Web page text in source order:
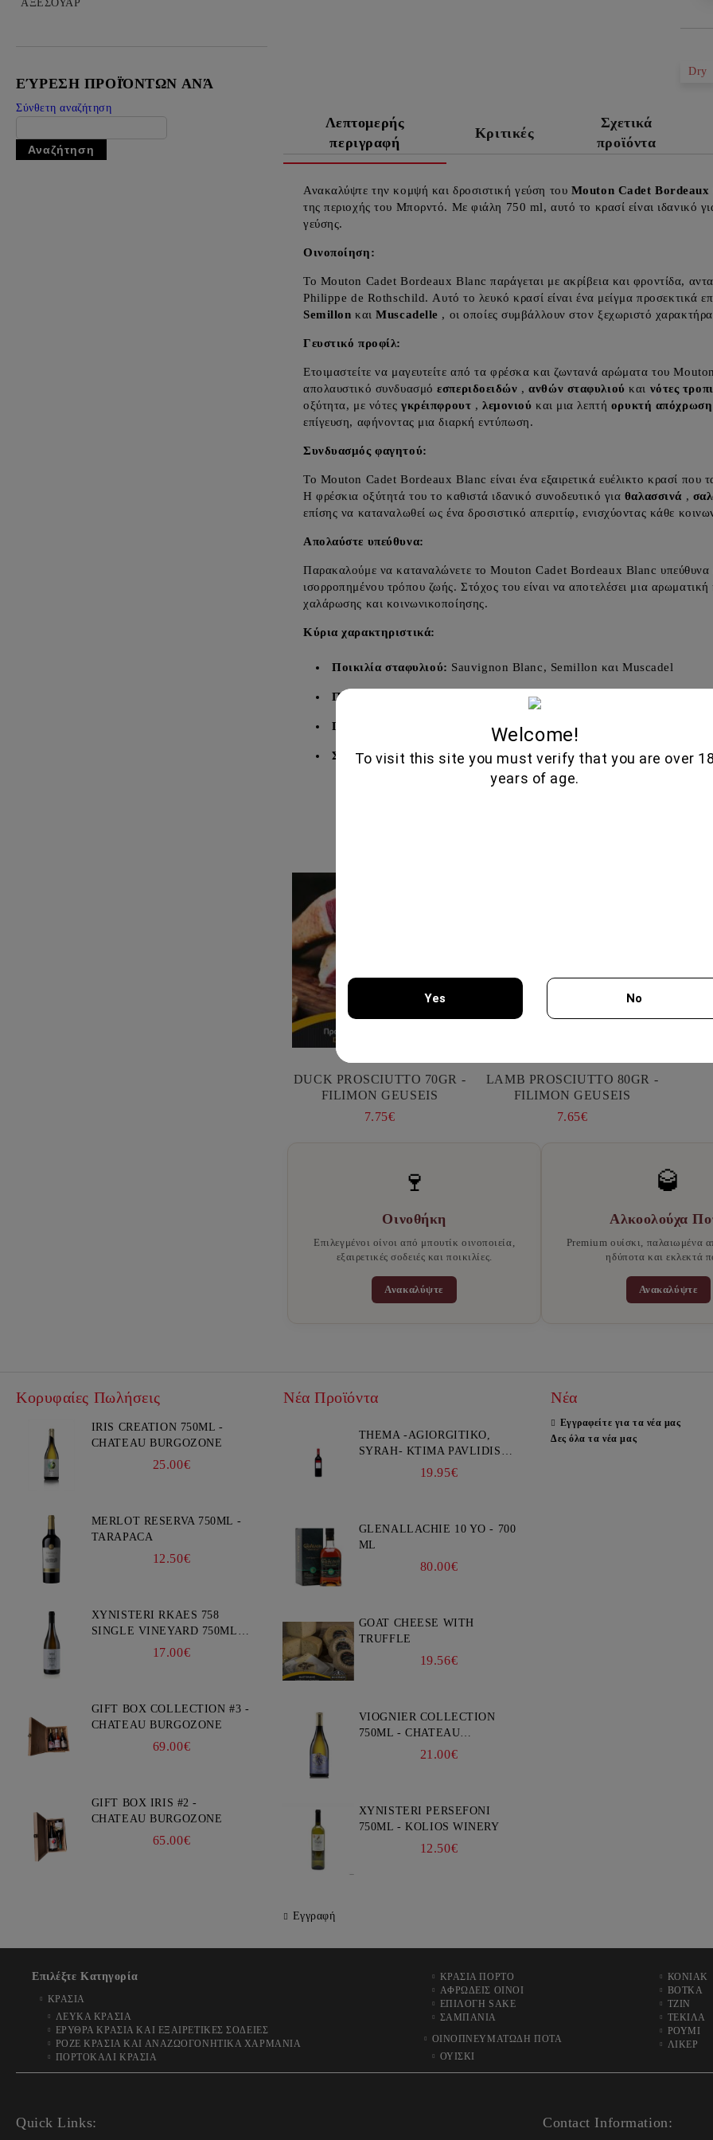
ΡΟΥΜΙ
ΛΙΚΕΡ
ΟΥΖΟ
ΑΞΕΣΟΥΑΡ
ΕΎΡΕΣΗ ΠΡΟΪΌΝΤΩΝ ΑΝΆ
Σύνθετη αναζήτηση
Dry
Λεπτομερής
περιγραφή
Κριτικές
Σχετικά
προϊόντα
Ανακαλύψτε την κομψή και δροσιστική γεύση του Mouton Cadet Bordeaux
της περιοχής του Μπορντό. Με φιάλη 750 ml, αυτό το κρασί είναι ιδανικό
γεύσης.
Οινοποίηση:
Το Mouton Cadet Bordeaux Blanc παράγεται με ακρίβεια και φροντίδα,
Philippe de Rothschild. Αυτό το λευκό κρασί είναι ένα μείγμα προσεκτικά
Semillon καιMuscadelle , οι οποίες συμβάλλουν στον ξεχωριστό
Γευστικό προφίλ:
Ετοιμαστείτε να μαγευτείτε από τα φρέσκα και ζωντανά αρώματα του
απολαυστικό συνδυασμόεσπεριδοειδών ,ανθών σταφυλιού και νότες
οξύτητα, με νότεςγκρέιπφρουτ , λεμονιού και μια λεπτή ορυκτή απόχρωση
επίγευση, αφήνοντας μια διαρκή εντύπωση.
Συνδυασμός φαγητού:
Το Mouton Cadet Bordeaux Blanc είναι ένα εξαιρετικά ευέλικτο κρασί που
Η φρέσκια οξύτητά του το καθιστά ιδανικό συνοδευτικό για θαλασσινά ,
επίσης να καταναλωθεί ως ένα δροσιστικό απεριτίφ, ενισχύοντας κάθε
Απολαύστε υπεύθυνα:
Παρακαλούμε να καταναλώνετε το Mouton Cadet Bordeaux Blanc υπεύθυνα
ισορροπημένου τρόπου ζωής. Στόχος του είναι να αποτελέσει μια αρωματική
χαλάρωσης και κοινωνικοποίησης.
Κύρια χαρακτηριστικά:
Ποικιλία σταφυλιού: Sauvignon Blanc, Semillon και Muscadel
Περιοχή:
Γευστικό προφίλ: Εσπεριδοειδή, άνθη σταφυλιού, τροπικά φρούτα
Συνδυασμός φαγητού:Θαλασσινά, σαλάτες, κοτόπουλο, κατσικίσιο
Παρόμοια
DUCK PROSCIUTTO 70GR -
FILIMON GEUSEIS
7.75€
LAMB PROSCIUTTO 80GR -
FILIMON GEUSEIS
7.65€
🍷
Οινοθήκη
Επιλεγμένοι οίνοι από μπουτίκ οινοποιεία,
εξαιρετικές σοδειές και ποικιλίες.
Ανακαλύψτε
🥃
Αλκοολούχα
Premium ουίσκι, παλαιωμένα
ηδύποτα και εκλεκτά
Ανακαλύψτε
Κορυφαίες Πωλήσεις
IRIS CREATION 750ML -
CHATEAU BURGOZONE
25.00€
MERLOT RESERVA 750ML -
TARAPACA
12.50€
XYNISTERI RKAES 758
SINGLE VINEYARD 750ML -
17.00€
GIFT BOX COLLECTION #3 -
CHATEAU BURGOZONE
69.00€
GIFT BOX IRIS #2 -
CHATEAU BURGOZONE
65.00€
Νέα Προϊόντα
THEMA -AGIORGITIKO,
SYRAH- KTIMA PAVLIDIS
19.95€
GLENALLACHIE 10 YO - 700
ML
80.00€
GOAT CHEESE WITH
TRUFFLE
19.56€
VIOGNIER COLLECTION
750ML - CHATEAU
BURGOZONE21.00€
XYNISTERI PERSEFONI
750ML - KOLIOS WINERY
12.50€
Εγγραφή
Νέα
Εγγραφείτε για τα νέα μας
Δες όλα τα νέα μας
Επιλέξτε Κατηγορία
ΚΡΑΣΙΑ
ΛΕΥΚΑ ΚΡΑΣΙΑ
ΕΡΥΘΡΑ ΚΡΑΣΙΑ ΚΑΙ ΕΞΑΙΡΕΤΙΚΕΣ ΣΟΔΕΙΕΣ
ΡΟΖΕ ΚΡΑΣΙΑ ΚΑΙ ΑΝΑΖΩΟΓΟΝΗΤΙΚΑ ΧΑΡΜΑΝΙΑ
ΠΟΡΤΟΚΑΛΙ ΚΡΑΣΙΑ
ΚΡΑΣΙΑ ΠΟΡΤΟ
ΑΦΡΩΔΕΙΣ ΟΙΝΟΙ
ΕΠΙΛΟΓΗ SAKE
ΣΑΜΠΑΝΙΑ
ΟΙΝΟΠΝΕΥΜΑΤΩΔΗ ΠΟΤΑ
ΟΥΙΣΚΙ
ΚΟΝΙΑΚ
ΒΟΤΚΑ
ΤΖΙΝ
ΤΕΚΙΛΑ
ΡΟΥΜΙ
ΛΙΚΕΡ
Quick Links: Contact Information:
Welcome!
To visit this site you must verify that you are over 18
years of age.
Yes No